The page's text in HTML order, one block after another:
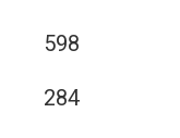
598
284